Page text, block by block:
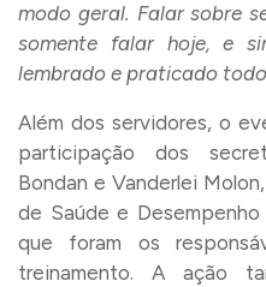
modo geral. Falar sobre
somente falar hoje, e
lembrado e praticado
Além dos servidores, o
participação dos
Bondan e Vanderlei
de Saúde e
que foram os
treinamento. A ação